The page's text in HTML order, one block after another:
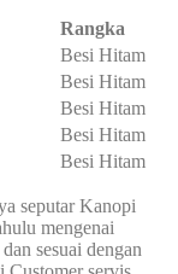
Rangka
Besi Hitam
Besi Hitam
Besi Hitam
Besi Hitam
Besi Hitam
seputar Kanopi
mengenai
sesuai dengan